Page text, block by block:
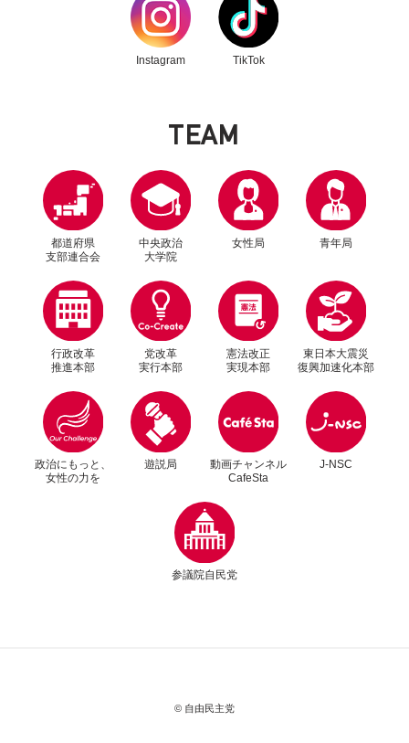
Instagram TikTok
TEAM
都道府県
支部連合会
中央政治
大学院
女性局 青年局
行政改革
推進本部
党改革
実行本部
憲法改正
実現本部
東日本大震災
復興加速化本部
政治にもっと、
女性の力を
別ウィンドウリンク
遊説局
別ウィンドウリンク
動画チャンネル
CafeSta
J-NSC
参議院自民党
別ウィンドウリンク
© 自由民主党